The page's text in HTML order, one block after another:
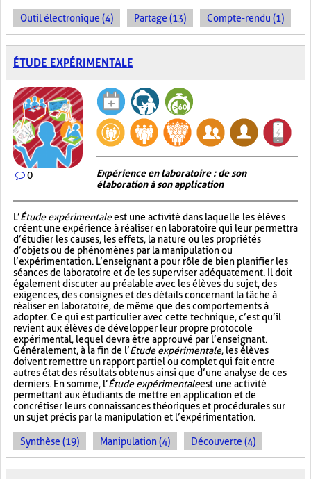
Outil électronique (4) Partage (13) Compte-rendu (1)
ÉTUDE EXPÉRIMENTALE
0
Expérience en laboratoire : de son
élaboration à son application
L’Étude expérimentaleest une activité dans laquelle les élèves
créent une expérience à réaliser en laboratoire qui leur permettra
d’étudier les causes, les effets, la nature ou les propriétés
d’objets ou de phénomènes par la manipulation ou
l’expérimentation. L’enseignant a pour rôle de bien planifier les
séances de laboratoire et de les superviser adéquatement. Il doit
également discuter au préalable avec les élèves du sujet, des
exigences, des consignes et des détails concernant la tâche à
réaliser en laboratoire, de même que des comportements à
adopter. Ce qui est particulier avec cette technique, c’est qu’il
revient aux élèves de développer leur propre protocole
expérimental, lequel devra être approuvé par l’enseignant.
Généralement, à la fin de l’Étude expérimentale, les élèves
doivent remettre un rapport partiel ou complet qui fait entre
autres état des résultats obtenus ainsi que d’une analyse de ces
derniers. En somme, l’Étude expérimentaleest une activité
permettant aux étudiants de mettre en application et de
concrétiser leurs connaissances théoriques et procédurales sur
un sujet précis par la manipulation et l’expérimentation.
Synthèse (19) Manipulation (4) Découverte (4)